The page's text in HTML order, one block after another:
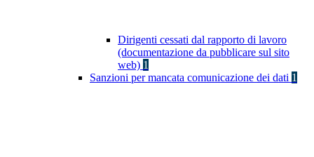
Dirigenti cessati dal rapporto di lavoro
(documentazione da pubblicare sul sito
web) 1
Sanzioni per mancata comunicazione dei dati 1